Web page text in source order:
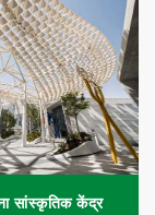
सांस्कृतिक केंद्र